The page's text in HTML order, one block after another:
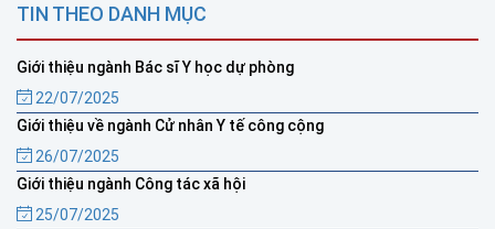
TIN THEO DANH MỤC
Giới thiệu ngành Bác sĩ Y học dự phòng
22/07/2025
Giới thiệu về ngành Cử nhân Y tế công cộng
26/07/2025
Giới thiệu ngành Công tác xã hội
25/07/2025